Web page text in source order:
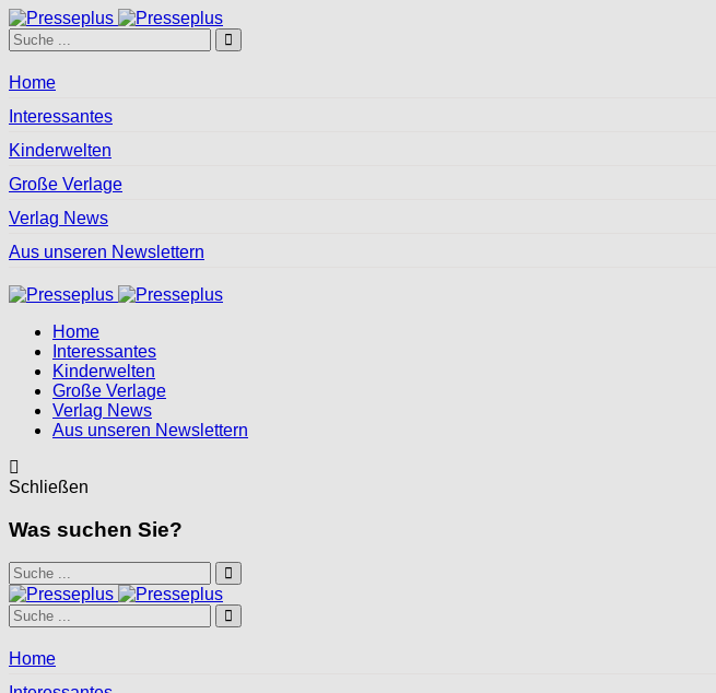
Home
Interessantes
Kinderwelten
Große Verlage
Verlag News
Aus unseren Newslettern
Home
Interessantes
Kinderwelten
Große Verlage
Verlag News
Aus unseren Newslettern
Schließen
Was suchen Sie?
Home